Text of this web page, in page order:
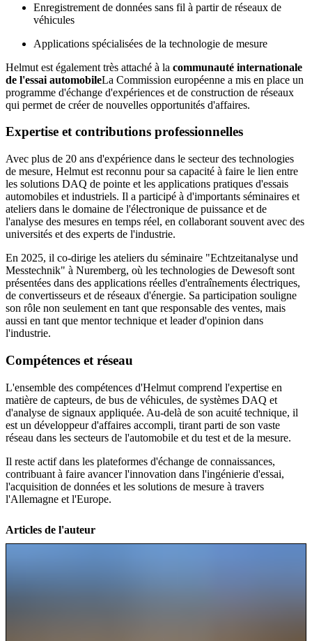
Enregistrement de données sans fil à partir de réseaux de
véhicules
Applications spécialisées de la technologie de mesure
Helmut est également très attaché à la communauté internationale
de l'essai automobileLa Commission européenne a mis en place un
programme d'échange d'expériences et de construction de réseaux
qui permet de créer de nouvelles opportunités d'affaires.
Expertise et contributions professionnelles
Avec plus de 20 ans d'expérience dans le secteur des technologies
de mesure, Helmut est reconnu pour sa capacité à faire le lien entre
les solutions DAQ de pointe et les applications pratiques d'essais
automobiles et industriels. Il a participé à d'importants séminaires et
ateliers dans le domaine de l'électronique de puissance et de
l'analyse des mesures en temps réel, en collaborant souvent avec des
universités et des experts de l'industrie.
En 2025, il co-dirige les ateliers du séminaire "Echtzeitanalyse und
Messtechnik" à Nuremberg, où les technologies de Dewesoft sont
présentées dans des applications réelles d'entraînements électriques,
de convertisseurs et de réseaux d'énergie. Sa participation souligne
son rôle non seulement en tant que responsable des ventes, mais
aussi en tant que mentor technique et leader d'opinion dans
l'industrie.
Compétences et réseau
L'ensemble des compétences d'Helmut comprend l'expertise en
matière de capteurs, de bus de véhicules, de systèmes DAQ et
d'analyse de signaux appliquée. Au-delà de son acuité technique, il
est un développeur d'affaires accompli, tirant parti de son vaste
réseau dans les secteurs de l'automobile et du test et de la mesure.
Il reste actif dans les plateformes d'échange de connaissances,
contribuant à faire avancer l'innovation dans l'ingénierie d'essai,
l'acquisition de données et les solutions de mesure à travers
l'Allemagne et l'Europe.
Articles de l'auteur